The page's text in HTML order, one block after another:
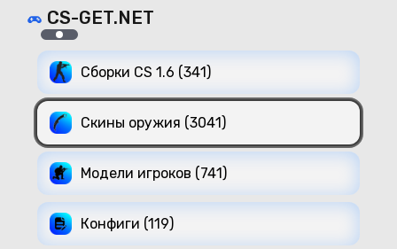
CS-GET.NET
Сборки CS 1.6 (341)
Скины оружия (3041)
Модели игроков (741)
Конфиги (119)